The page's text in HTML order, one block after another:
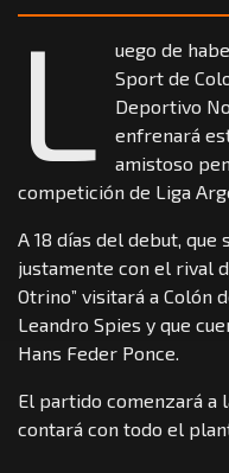
L
uego de
Sport de
Deportivo
enfrenará
amistoso
competición de Liga
A 18 días del debut, que
justamente con el rival
Otrino” visitará a Colón
Leandro Spies y que
Hans Feder Ponce.
El partido comenzará a
contará con todo el